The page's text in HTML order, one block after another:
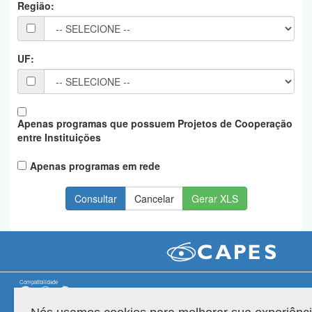
PlanaltoRegião:
UF:
Apenas programas que possuem Projetos de Cooperação
entre Instituições
Apenas programas em rede
Gerar XLS
Compatibilidade
Versão do sistema: 3.88.9 Copyright 2022 Capes. Todos os direitos reservados.